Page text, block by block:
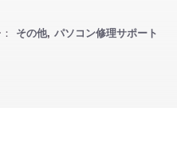
その他, パソコン修理サポート